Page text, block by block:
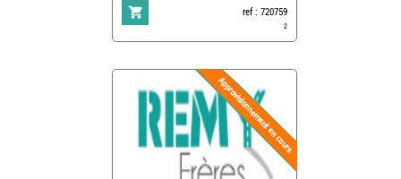
ref : 720759
2